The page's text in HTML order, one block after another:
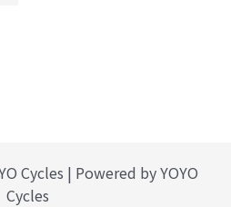
Cycles | Powered by YOYO
Cycles